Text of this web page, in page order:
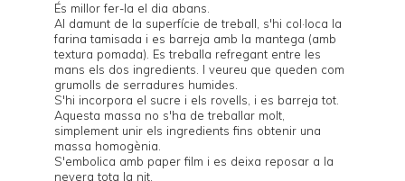
És millor fer-la el dia abans.
Al damunt de la superfície de treball, s'hi col·loca la
farina tamisada i es barreja amb la mantega (amb
textura pomada). Es treballa refregant entre les
mans els dos ingredients. I veureu que queden com
grumolls de serradures humides.
S'hi incorpora el sucre i els rovells, i es barreja tot.
Aquesta massa no s'ha de treballar molt,
simplement unir els ingredients fins obtenir una
massa homogènia.
S'embolica amb paper film i es deixa reposar a la
nevera tota la nit.